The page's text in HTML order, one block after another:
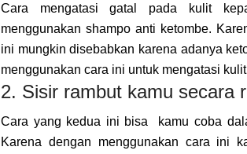
Cara mengatasi gatal pada kulit
menggunakan shampo anti ketombe.
ini mungkin disebabkan karena adanya
menggunakan cara ini untuk mengatasi
2. Sisir rambut kamu secara
Cara yang kedua ini bisa kamu coba
Karena dengan menggunakan cara ini